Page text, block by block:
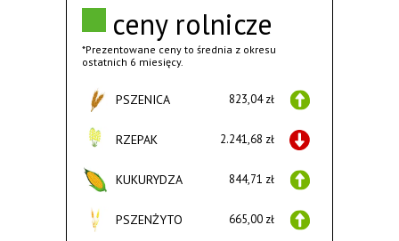
ceny rolnicze
*Prezentowane ceny to średnia z okresu
ostatnich 6 miesięcy.
PSZENICA 823,04 zł
RZEPAK 2.241,68 zł
KUKURYDZA 844,71 zł
PSZENŻYTO 665,00 zł